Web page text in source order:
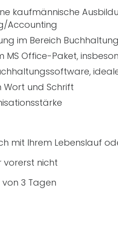
kaufmännische
Accounting
im Bereich
Office-Paket,
Wort und Schrift
mit Ihrem Lebenslauf
vorerst nicht
3 Tagen